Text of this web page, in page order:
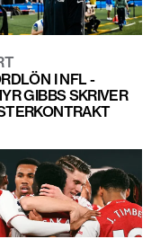
I NFL -
GIBBS SKRIVER